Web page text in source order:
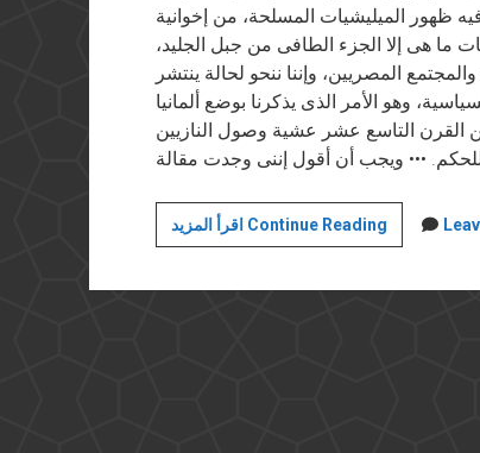
ظهور الميليشيات المسلحة، من إخوانية
ما هى إلا الجزء الطافى من جبل الجليد،
المصريين، وإننا ننحو لحالة ينتشر
وهو الأمر الذى يذكرنا بوضع ألمانيا
القرن التاسع عشر عشية وصول النازيين
اقرأ المزيد Continue Readingجمهورية
فايمار